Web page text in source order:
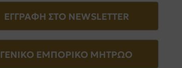
ΕΓΓΡΑΦΗ ΣΤΟ NEWSLETTER
ΓΕΝΙΚΟ ΕΜΠΟΡΙΚΟ ΜΗΤΡΩΟ